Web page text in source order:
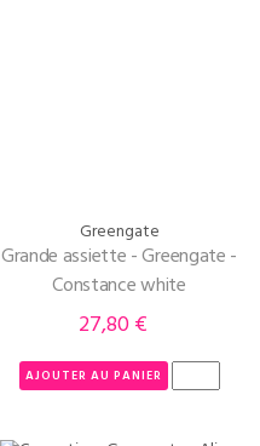
Greengate
Grande assiette - Greengate -
Constance white
Prix
27,80 €
AJOUTER AU PANIER